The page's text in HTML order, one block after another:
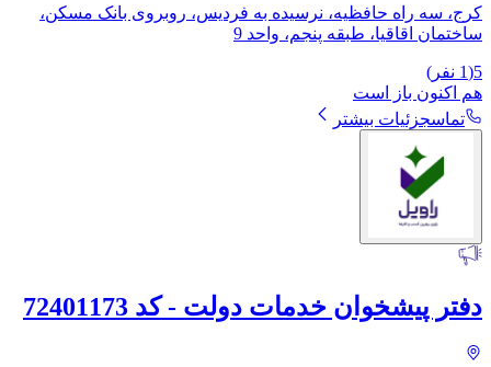
کرج، سه راه حافظیه، نرسیده به فردیس، روبروی بانک مسکن،
ساختمان اقاقیا، طبقه پنجم، واحد 9
5
(
1 نفر)
هم اکنون باز است
تماسجزئیات بیشتر
دفتر پیشخوان خدمات دولت - کد 72401173